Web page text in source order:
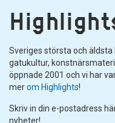
Sveriges största och
gatukultur,
öppnade 2001 och vi har
merom Highlights!
Skriv in din e-postadress
nyheter!